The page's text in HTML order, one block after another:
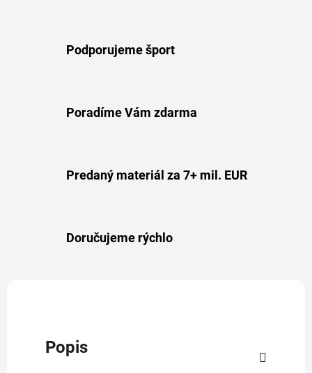
Podporujeme šport
Poradíme Vám zdarma
Predaný materiál za 7+ mil. EUR
Doručujeme rýchlo
Popis